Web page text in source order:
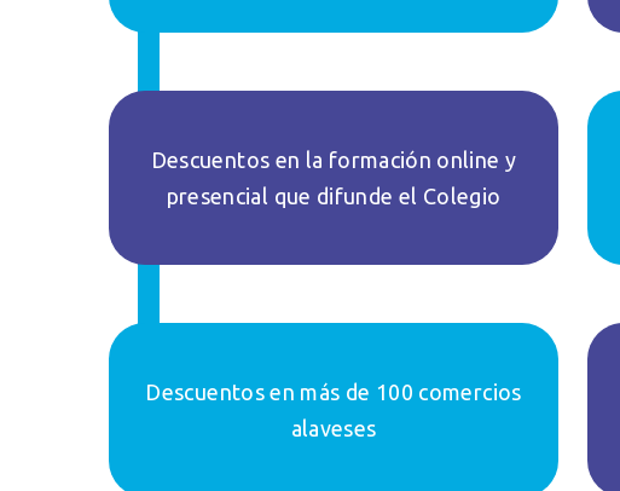
Descuentos en la formación online y
presencial que difunde el Colegio
Descuentos en más de 100 comercios
alaveses